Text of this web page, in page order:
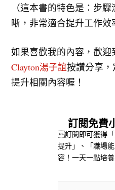
（這本書的特色是：步
晰，非常適合提升工作效
如果喜歡我的內容，歡迎
Clayton湯子誼按讚分享
提升相關內容喔！
訂閱免費
訂閱即可獲得
提升」、「職場
容！一天一點培